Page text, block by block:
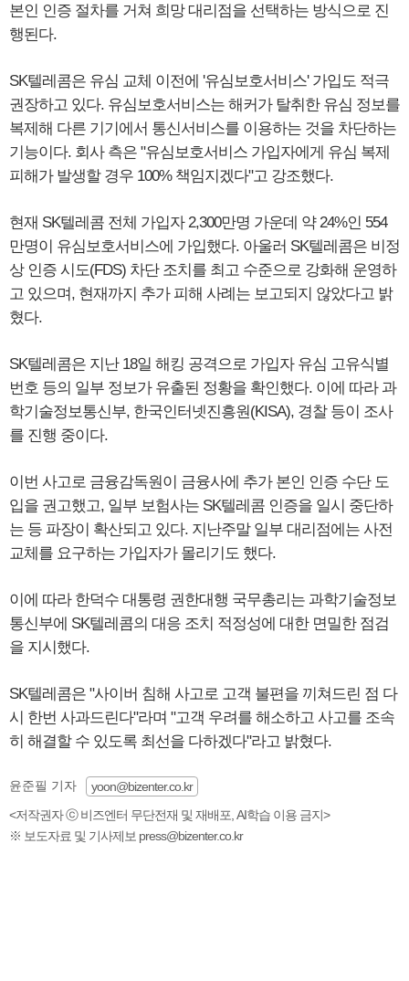
본인 인증 절차를 거쳐 희망 대리점을 선택하는 방식으로 진
행된다.
SK텔레콤은 유심 교체 이전에 '유심보호서비스' 가입도 적극
권장하고 있다. 유심보호서비스는 해커가 탈취한 유심 정보를
복제해 다른 기기에서 통신서비스를 이용하는 것을 차단하는
기능이다. 회사 측은 "유심보호서비스 가입자에게 유심 복제
피해가 발생할 경우 100% 책임지겠다"고 강조했다.
현재 SK텔레콤 전체 가입자 2,300만명 가운데 약 24%인 554
만명이 유심보호서비스에 가입했다. 아울러 SK텔레콤은 비정
상 인증 시도(FDS) 차단 조치를 최고 수준으로 강화해 운영하
고 있으며, 현재까지 추가 피해 사례는 보고되지 않았다고 밝
혔다.
SK텔레콤은 지난 18일 해킹 공격으로 가입자 유심 고유식별
번호 등의 일부 정보가 유출된 정황을 확인했다. 이에 따라 과
학기술정보통신부, 한국인터넷진흥원(KISA), 경찰 등이 조사
를 진행 중이다.
이번 사고로 금융감독원이 금융사에 추가 본인 인증 수단 도
입을 권고했고, 일부 보험사는 SK텔레콤 인증을 일시 중단하
는 등 파장이 확산되고 있다. 지난주말 일부 대리점에는 사전
교체를 요구하는 가입자가 몰리기도 했다.
이에 따라 한덕수 대통령 권한대행 국무총리는 과학기술정보
통신부에 SK텔레콤의 대응 조치 적정성에 대한 면밀한 점검
을 지시했다.
SK텔레콤은 "사이버 침해 사고로 고객 불편을 끼쳐드린 점 다
시 한번 사과드린다"라며 "고객 우려를 해소하고 사고를 조속
히 해결할 수 있도록 최선을 다하겠다"라고 밝혔다.
윤준필 기자
yoon@bizenter.co.kr
<저작권자 ⓒ 비즈엔터 무단전재 및 재배포, AI학습 이용 금지>
※ 보도자료 및 기사제보 press@bizenter.co.kr